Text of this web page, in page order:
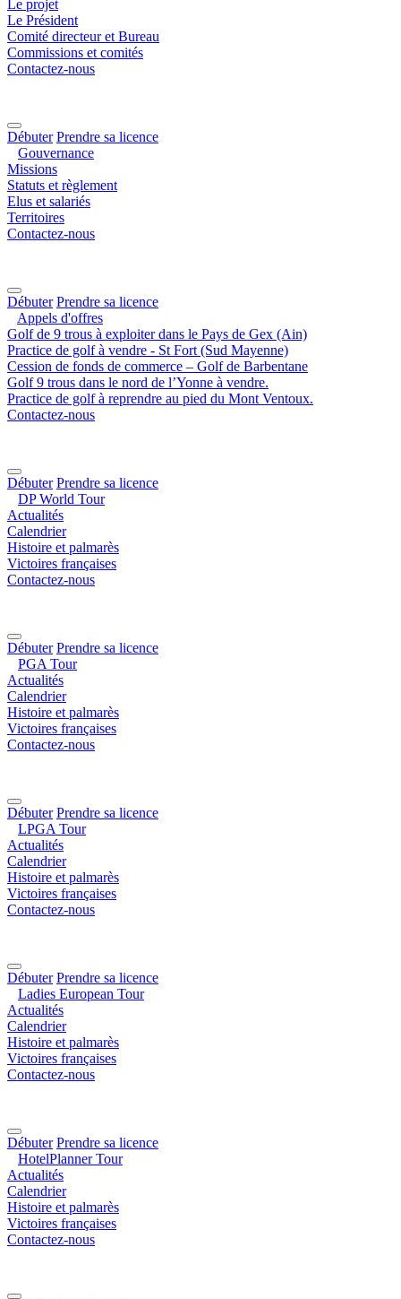
Le projet
Le Président
Comité directeur et Bureau
Commissions et comités
Contactez-nous
Débuter Prendre sa licence
Gouvernance
Missions
Statuts et règlement
Elus et salariés
Territoires
Contactez-nous
Débuter Prendre sa licence
Appels d'offres
Golf de 9 trous à exploiter dans le Pays de Gex (Ain)
Practice de golf à vendre - St Fort (Sud Mayenne)
Cession de fonds de commerce – Golf de Barbentane
Golf 9 trous dans le nord de l’Yonne à vendre.
Practice de golf à reprendre au pied du Mont Ventoux.
Contactez-nous
Débuter Prendre sa licence
DP World Tour
Actualités
Calendrier
Histoire et palmarès
Victoires françaises
Contactez-nous
Débuter Prendre sa licence
PGA Tour
Actualités
Calendrier
Histoire et palmarès
Victoires françaises
Contactez-nous
Débuter Prendre sa licence
LPGA Tour
Actualités
Calendrier
Histoire et palmarès
Victoires françaises
Contactez-nous
Débuter Prendre sa licence
Ladies European Tour
Actualités
Calendrier
Histoire et palmarès
Victoires françaises
Contactez-nous
Débuter Prendre sa licence
HotelPlanner Tour
Actualités
Calendrier
Histoire et palmarès
Victoires françaises
Contactez-nous